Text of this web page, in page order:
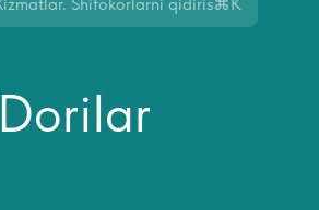
Dorilar